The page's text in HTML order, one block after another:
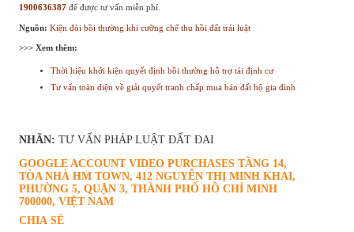
1900636387 để được tư vấn miễn phí.
Nguồn: Kiện đòi bồi thường khi cưỡng chế thu hồi đất trái luật
>>> Xem thêm:
Thời hiệu khởi kiện quyết định bồi thường hỗ trợ tái định cư
Tư vấn toàn diện về giải quyết tranh chấp mua bán đất hộ gia đình
NHÃN: TƯ VẤN PHÁP LUẬT ĐẤT ĐAI
GOOGLE ACCOUNT VIDEO PURCHASES TẦNG 14,
TÒA NHÀ HM TOWN, 412 NGUYỄN THỊ MINH KHAI,
PHƯỜNG 5, QUẬN 3, THÀNH PHỐ HỒ CHÍ MINH
700000, VIỆT NAM
CHIA SẺ